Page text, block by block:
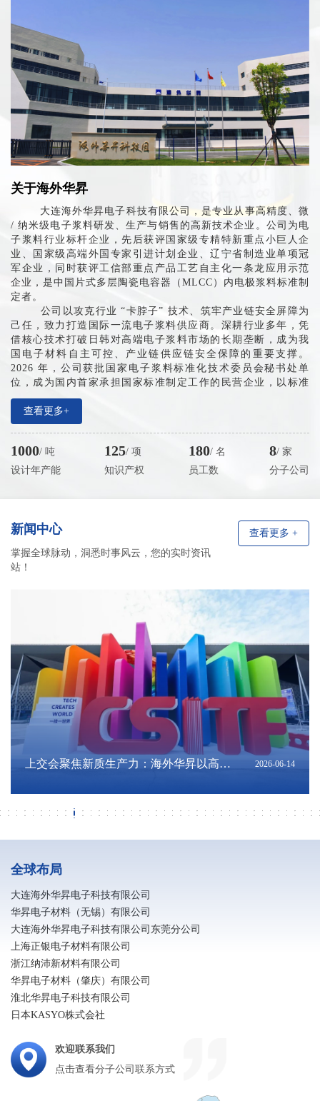
关于海外华昇
大连海外华昇电子科技有限公司，是专业从事高精度、微
/ 纳米级电子浆料研发、生产与销售的高新技术企业。公司为电
子浆料行业标杆企业，先后获评国家级专精特新重点小巨人企
业、国家级高端外国专家引进计划企业、辽宁省制造业单项冠
军企业，同时获评工信部重点产品工艺自主化一条龙应用示范
企业，是中国片式多层陶瓷电容器（MLCC）内电极浆料标准制
定者。
公司以攻克行业 “卡脖子” 技术、筑牢产业链安全屏障为
己任，致力打造国际一流电子浆料供应商。深耕行业多年，凭
借核心技术打破日韩对高端电子浆料市场的长期垄断，成为我
国电子材料自主可控、产业链供应链安全保障的重要支撑。
2026 年，公司获批国家电子浆料标准化技术委员会秘书处单
位，成为国内首家承担国家标准制定工作的民营企业，以标准
夯实产业根基、以创新引领行业迈向标准化高质量发展新征
程。
产业布局方面，公司已搭建全域多元产业网络，设有大连
盖长三角、珠三角电子产业核心区域，并辐射中国台湾、日韩
市场。近五年企业销售收入年均增速稳定在 150%-200%，营收
权 130 余项。
查看更多+
1000/ 吨
设计年产能
125/ 项
知识产权
180/ 名
员工数
8/ 家
分子公司
新闻中心
掌握全球脉动，洞悉时事风云，您的实时资讯
站！
查看更多 +
深耕硬核科创，扎根大连沃土｜陈将俊总
术经理人专项对接会
2026-08-01
亮相夏季达沃斯！海外华昇展现国产高端
2026-06-25
《大连，凭实力在世界舞台“抢麦”！》转
2026-06-25
深耕科创联通东南亚｜陈将俊总经理出席
会期间胡志明市系列配套活动
2026-06-25
深化辽港科创联动 共筑跨境产业新机遇｜
外华昇座谈交流
2026-06-23
《向新而进 乘势而上 大连加快推动现代化
2026-06-22
《大连民营经济高质量成长背后》转发
2026-06-19
《落子未来：在中国经济新轨迹中寻找大
2026-06-18
《MLCC需求缘何进入高峰？机构拆解：
日头条》
2026-06-18
上交会聚焦新质生产力：海外华昇以高端
2026-06-14
筑牢安全防线 共建平安企业｜消防安全知
2026-06-01
向阳而昇 跑出热爱 | 海外华昇马拉松圆满
2026-05-31
筑牢安全防线 共建平安企业｜消防安全知
2026-05-31
《电子｜AI浪潮下，MLCC迎来新一轮上
2026-05-31
海外华昇应邀出席大连理工大学校友企业
2026-05-24
研学深耕结硕果 知行并进强素养 大连民族
2026-05-22
破解转型难题！金普新区制造业智改数转
2026-05-15
ERT培训内容-风险点及应急对应 2026-04-29
海外华昇参加 “十五五” 规划专题报告会 锚
2026-04-28
海外华昇荣获2026年信维通信 “优秀供应
2026-04-27
海外华昇受邀出席第四届中国（安徽）科
2026-04-27
《2026年中国陶瓷电容器及材料大会暨中
国电子元件行业协会公众号
2026-04-26
海外华昇亮相2026年MLCC行业年会 以高
2026-04-24
全球首个！电子浆料行业智能无人化工厂
2026-04-13
辽宁省政府发展研究中心副主任金峰一行
2026-04-08
海外华昇2026春季校园招聘全面启动 2026-03-19
寻梦华昇 职赢未来｜海外华昇社招进行时 2026-03-19
银企同心谋发展 金融赋能启新程 —— 民
华昇考察交流
2026-03-18
校企协同聚合力 人才赋能启新程 2026-03-11
转载《辽宁日报》报道：总书记指明了方
2026-03-09
春风如你 熠熠芳华｜海外华昇庆祝三八国
2026-03-06
广发银行大连分行行长陈斌一行莅临大连
量发展
2026-03-06
转载《辽宁日报》 报道：紧闭的大门内他
项冠军
2026-03-04
电子浆料生产企业防静电措施 2026-03-03
大连海外华昇与惠州宝顺美达成深度战略
键原材料自主可控根基
2026-03-01
招行大连分行与海外华昇深化产融协同 共
2026-03-01
转载《大连日报》报道：记者采访吃“闭门
2026-02-21
凝心聚力启新程 海外华昇2025年工作总结
2026-02-11
区纪委和区工会领导一行走访慰问海外华
2026-02-11
海外华昇受邀参加2026“资本市场辽宁
2026-02-09
全球布局
大连海外华昇电子科技有限公司
华昇电子材料（无锡）有限公司
大连海外华昇电子科技有限公司东莞分公司
上海正银电子材料有限公司
浙江纳沛新材料有限公司
华昇电子材料（肇庆）有限公司
淮北华昇电子科技有限公司
日本KASYO株式会社
欢迎联系我们
点击查看分子公司联系方式